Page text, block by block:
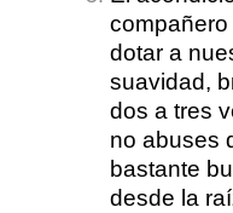
dotar a
suavidad,
dos a tres
no abuses
bastante
desde la